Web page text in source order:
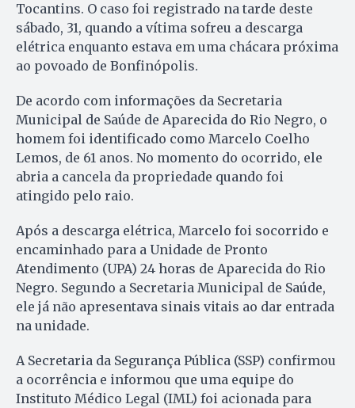
Tocantins. O caso foi registrado na tarde deste
sábado, 31, quando a vítima sofreu a descarga
elétrica enquanto estava em uma chácara próxima
ao povoado de Bonfinópolis.
De acordo com informações da Secretaria
Municipal de Saúde de Aparecida do Rio Negro, o
homem foi identificado como Marcelo Coelho
Lemos, de 61 anos. No momento do ocorrido, ele
abria a cancela da propriedade quando foi
atingido pelo raio.
Após a descarga elétrica, Marcelo foi socorrido e
encaminhado para a Unidade de Pronto
Atendimento (UPA) 24 horas de Aparecida do Rio
Negro. Segundo a Secretaria Municipal de Saúde,
ele já não apresentava sinais vitais ao dar entrada
na unidade.
A Secretaria da Segurança Pública (SSP) confirmou
a ocorrência e informou que uma equipe do
Instituto Médico Legal (IML) foi acionada para